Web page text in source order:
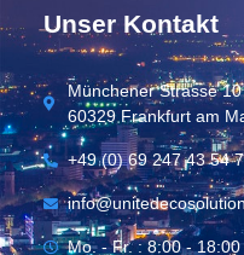
Unser Kontakt
Münchener Strasse 10
60329 Frankfurt am
+49 (0) 69 247 43 54
Mo. - Fr. : 8:00 - 18:00